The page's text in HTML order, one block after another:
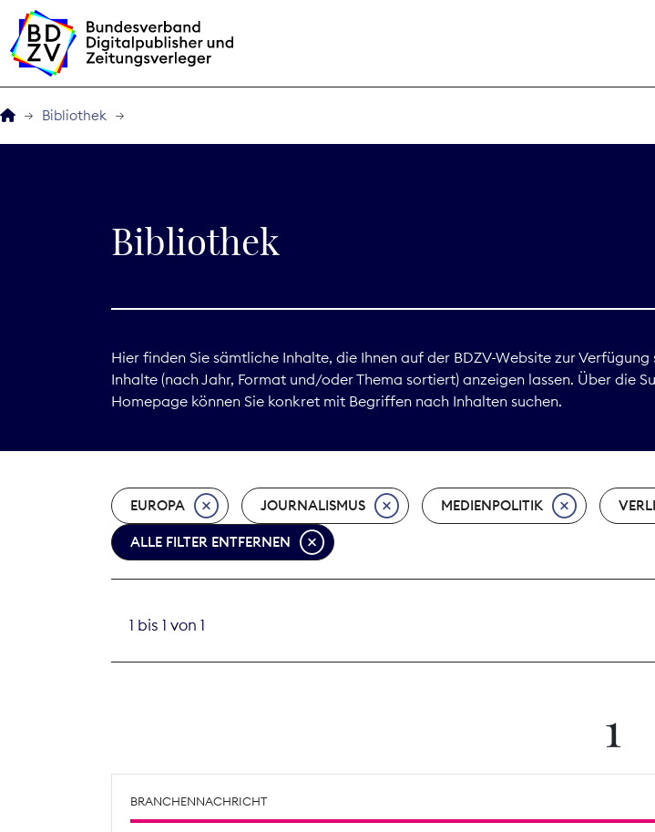
BDZVplus GmbH
Service
Bibliothek
Bibliothek
Hier finden Sie sämtliche Inhalte, die Ihnen auf der BDZV-Website zur
Inhalte (nach Jahr, Format und/oder Thema sortiert) anzeigen lassen. Über die
Homepage können Sie konkret mit Begriffen nach Inhalten suchen.
EUROPA JOURNALISMUS MEDIENPOLITIK
ALLE FILTER ENTFERNEN
1 bis 1 von 1
1
BRANCHENNACHRICHT